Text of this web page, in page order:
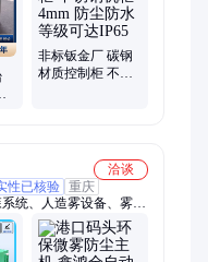
动控制柜、星三角启动
标控制柜
非标钣金厂 碳钢
材质控制柜 不锈
洽谈
性已核验 重庆
统、人造雾设备、雾森
除尘设备、降尘设备